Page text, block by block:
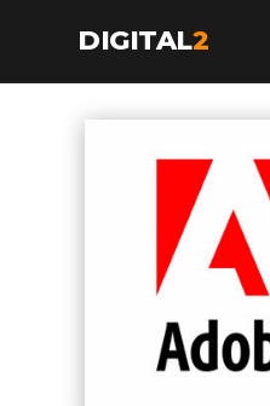
DIGITAL2